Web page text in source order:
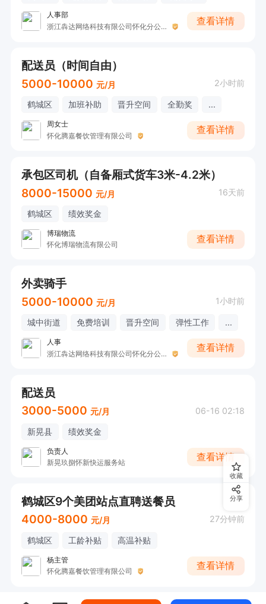
人事部
浙江犇达网络科技有限公司怀化分公司
查看详情
配送员（时间自由）
5000-10000 元/月 2小时前
鹤城区 加班补助 晋升空间 全勤奖 ...
周女士
怀化腾嘉餐饮管理有限公司
查看详情
承包区司机（自备厢式货车3米-4.2米）
8000-15000 元/月 16天前
鹤城区 绩效奖金
博瑞物流
怀化博瑞物流有限公司
查看详情
外卖骑手
5000-10000 元/月 1小时前
城中街道 免费培训 晋升空间 弹性工作 ...
人事
浙江犇达网络科技有限公司怀化分公司
查看详情
配送员
3000-5000 元/月 06-16 02:18
新晃县 绩效奖金
负责人
新晃玖捌怀新快运服务站
查看详情
鹤城区9个美团站点直聘送餐员
4000-8000 元/月 27分钟前
鹤城区 工龄补贴 高温补贴
杨主管
怀化腾嘉餐饮管理有限公司
查看详情
收藏
分享